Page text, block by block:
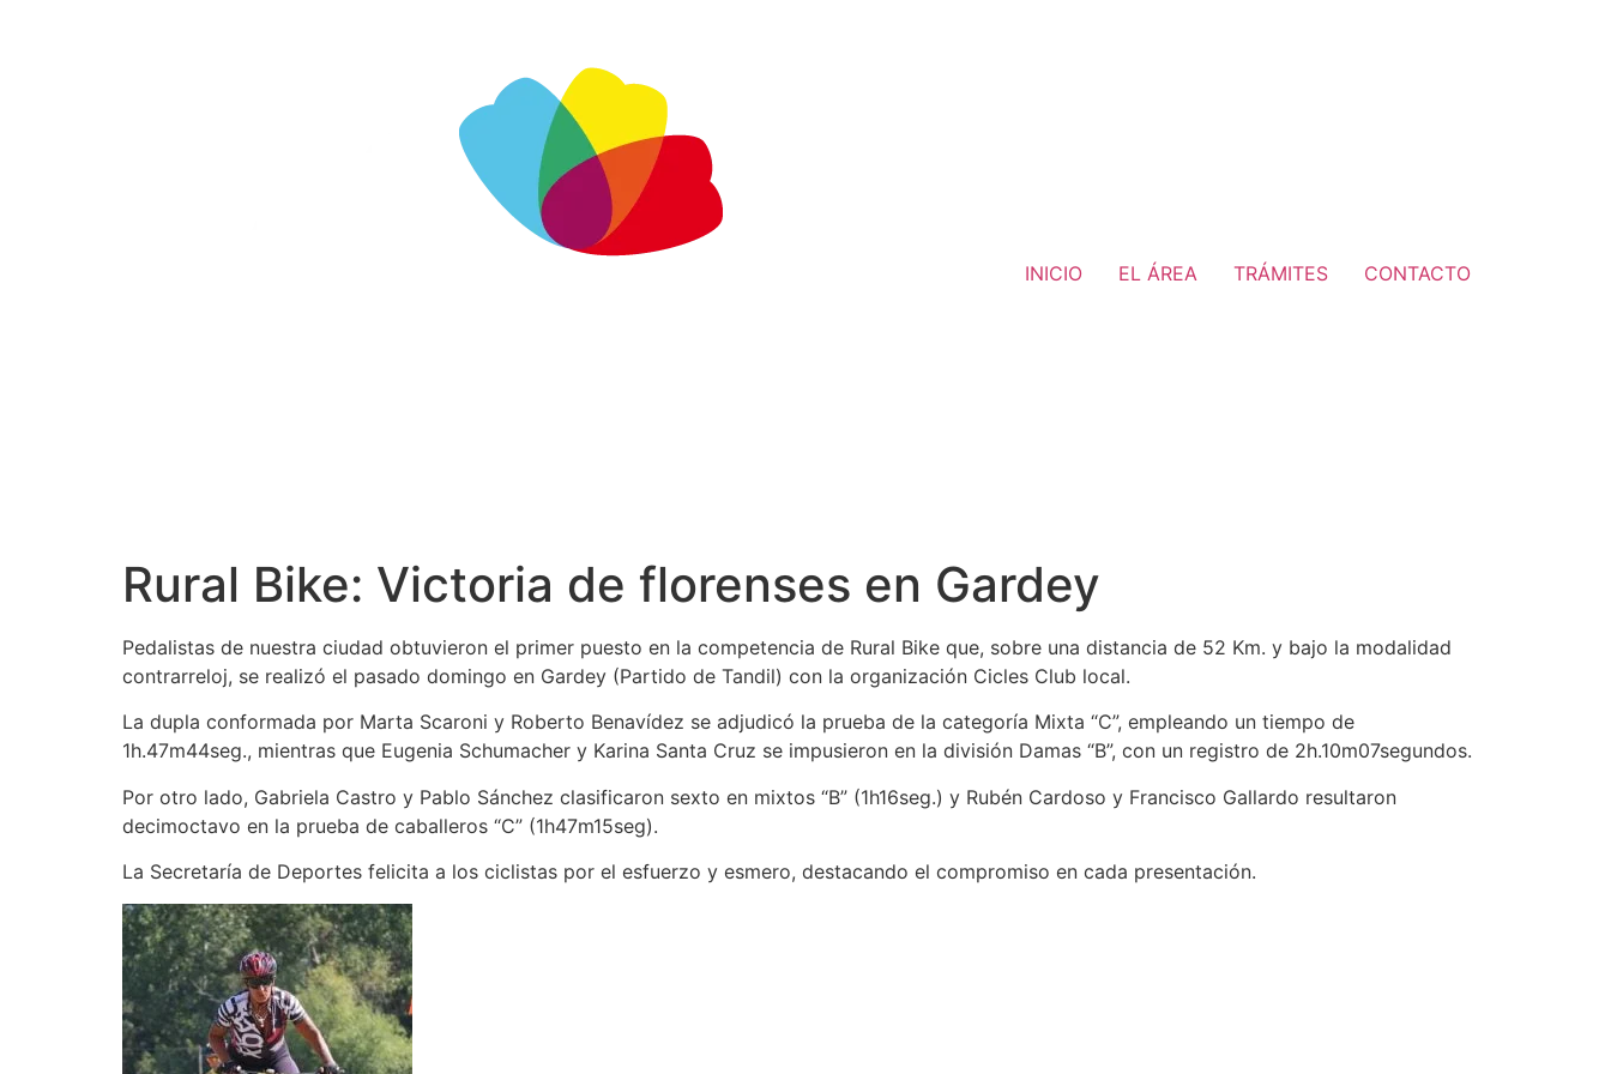
INICIO EL ÁREA TRÁMITES CONTACTO
Rural Bike: Victoria de florenses en Gardey
Pedalistas de nuestra ciudad obtuvieron el primer puesto en la competencia de Rural Bike que, sobre una distancia de 52 Km. y bajo la modalidad
contrarreloj, se realizó el pasado domingo en Gardey (Partido de Tandil) con la organización Cicles Club local.
La dupla conformada por Marta Scaroni y Roberto Benavídez se adjudicó la prueba de la categoría Mixta “C”, empleando un tiempo de
1h.47m44seg., mientras que Eugenia Schumacher y Karina Santa Cruz se impusieron en la división Damas “B”, con un registro de 2h.10m07segundos.
Por otro lado, Gabriela Castro y Pablo Sánchez clasificaron sexto en mixtos “B” (1h16seg.) y Rubén Cardoso y Francisco Gallardo resultaron
decimoctavo en la prueba de caballeros “C” (1h47m15seg).
La Secretaría de Deportes felicita a los ciclistas por el esfuerzo y esmero, destacando el compromiso en cada presentación.